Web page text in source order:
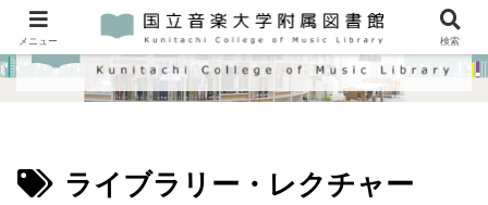
ライブラリー・レクチャー
メニュー 検索